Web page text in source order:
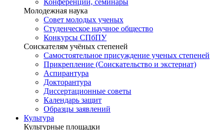
Молодежная наука
Совет молодых ученых
Студенческое научное общество
Конкурсы СПбПУ
Соискателям учёных степеней
Самостоятельное присуждение ученых степеней
Прикрепление (Соискательство и экстернат)
Аспирантура
Докторантура
Диссертационные советы
Календарь защит
Образцы заявлений
Культура
Культурные площадки